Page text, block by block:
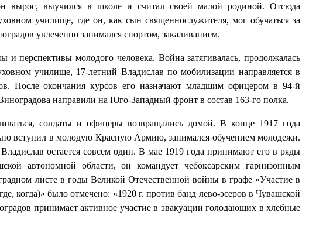
он вырос, выучился в школе и считал своей малой родиной. Отсюда
училище, где он, как сын священнослужителя, мог обучаться за
увлеченно занимался спортом, закаливанием.
перспективы молодого человека. Война затягивалась, продолжалась
училище, 17-летний Владислав по мобилизации направляется в
После окончания курсов его назначают младшим офицером в 94-й
направили на Юго-Западный фронт в состав 163-го полка.
солдаты и офицеры возвращались домой. В конце 1917 года
вступил в молодую Красную Армию, занимался обучением молодежи.
остается совсем один. В мае 1919 года принимают его в ряды
автономной области, он командует чебоксарским гарнизонным
листе в годы Великой Отечественной войны в графе «Участие в
когда)» было отмечено: «1920 г. против банд лево-эсеров в Чувашской
принимает активное участие в эвакуации голодающих в хлебные